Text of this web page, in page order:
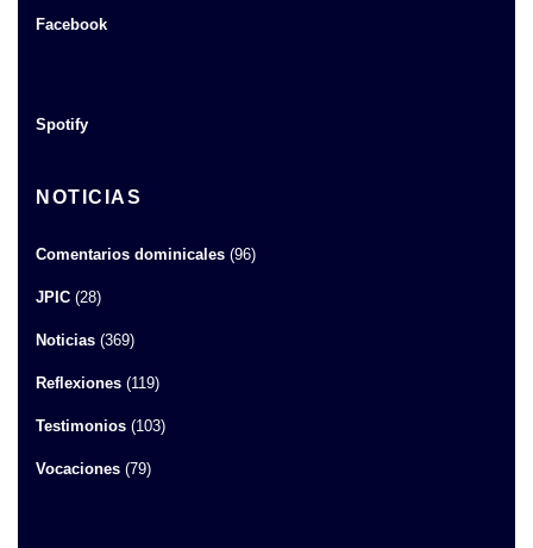
Facebook
Spotify
NOTICIAS
Comentarios dominicales (96)
JPIC (28)
Noticias (369)
Reflexiones (119)
Testimonios (103)
Vocaciones (79)